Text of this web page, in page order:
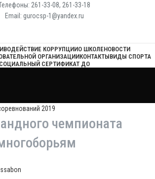
261-33-08, 261-33-18
Email: gurocsp-1@yandex.ru
КОРРУПЦИИО ШКОЛЕНОВОСТИ
ОРГАНИЗАЦИИКОНТАКТЫВИДЫ СПОРТА
СОЦИАЛЬНЫЙ СЕРТИФИКАТ ДО
2019
чемпионата